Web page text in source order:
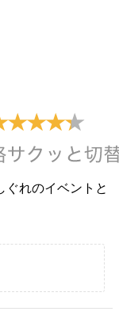
ぐれのイベントと